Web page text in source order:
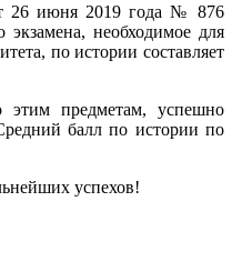
26 июня 2019 года № 876
экзамена, необходимое для
по истории составляет
предметам, успешно
балл по истории по
успехов!